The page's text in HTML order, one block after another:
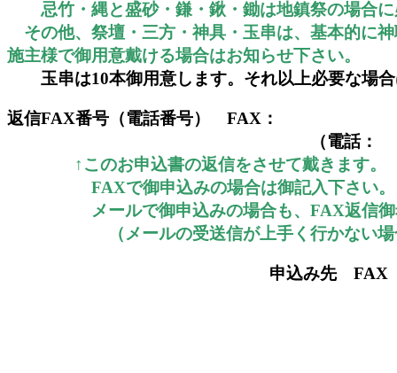
忌竹・縄と盛砂・鎌・鍬・鋤は地鎮祭の場合
その他、祭壇・三方・神具・玉串は、基本的に
施主様で御用意戴ける場合はお知らせ下さい。
玉串は10本御用意します。それ以上必要な場合
返信FAX番号（電話番号） FAX：
（電
↑このお申込書の返信をさせて戴きます。
FAXで御申込みの場合は御記入下さい。
メールで御申込みの場合も、FAX返信御希
（メールの受送信が上手く行かない
申込み先 FAX